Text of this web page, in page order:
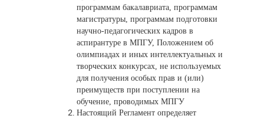
программам бакалавриата, программам
магистратуры, программам подготовки
научно-педагогических кадров в
аспирантуре в МПГУ, Положением об
олимпиадах и иных интеллектуальных и
творческих конкурсах, не используемых
для получения особых прав и (или)
преимуществ при поступлении на
обучение, проводимых МПГУ
Настоящий Регламент определяет